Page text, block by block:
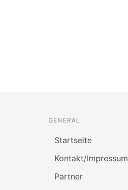
GENERAL
Startseite
Kontakt/Impressum
Partner